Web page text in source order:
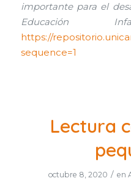
importante para el
Educación
https://
sequence=1
Lectura
octubre 8, 2020 / en